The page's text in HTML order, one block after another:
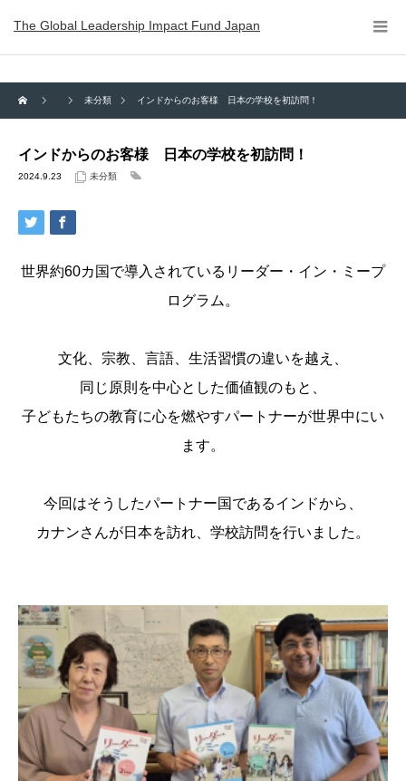
The Global Leadership Impact Fund Japan
未分類 インドからのお客様 日本の学校を初訪問！
インドからのお客様 日本の学校を初訪問！
2024.9.23 未分類
世界約60カ国で導入されているリーダー・イン・ミープ
ログラム。
文化、宗教、言語、生活習慣の違いを越え、
同じ原則を中心とした価値観のもと、
子どもたちの教育に心を燃やすパートナーが世界中にい
ます。
今回はそうしたパートナー国であるインドから、
カナンさんが日本を訪れ、学校訪問を行いました。